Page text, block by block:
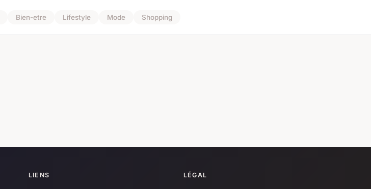
Bien-etre Lifestyle Mode Shopping
LIENS LÉGAL